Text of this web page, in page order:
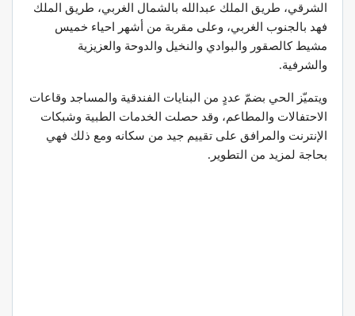
الشرقي، طريق الملك عبدالله بالشمال الغربي، طريق الملك
فهد بالجنوب الغربي، وعلى مقربة من أشهر احياء خميس
مشيط كالصقور والبوادي والنخيل والدوحة والعزيزية
والشرفية.
ويتميّز الحي بضمّ عددٍ من البنايات الفندقية والمساجد وقاعات
الاحتفالات والمطاعم، وقد حصلت الخدمات الطبية وشبكات
الإنترنت والمرافق على تقييم جيد من سكانه ومع ذلك فهي
بحاجة لمزيد من التطوير.